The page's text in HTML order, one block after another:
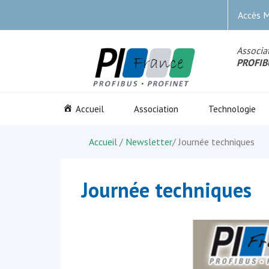
Accès
Accueil Association Technologie
Accueil / Newsletter/Journée techniques
Journée techniques